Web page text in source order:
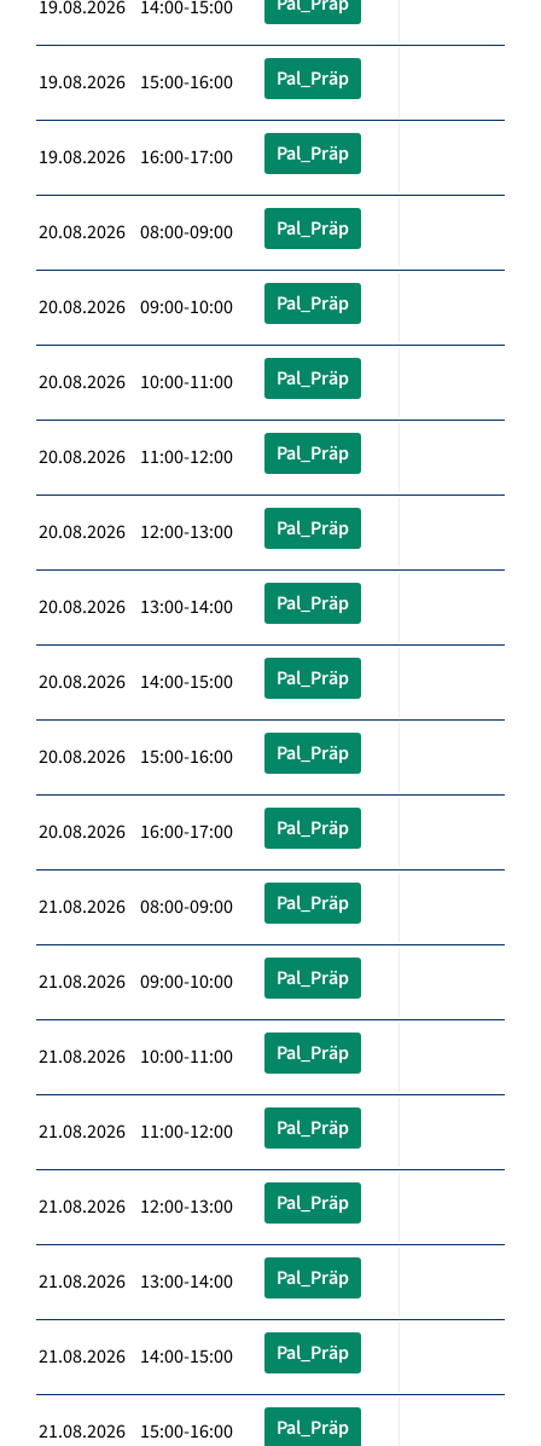
19.08.2026 14:00-15:00
19.08.2026 15:00-16:00 Pal_Präp
19.08.2026 16:00-17:00 Pal_Präp
20.08.2026 08:00-09:00 Pal_Präp
20.08.2026 09:00-10:00 Pal_Präp
20.08.2026 10:00-11:00 Pal_Präp
20.08.2026 11:00-12:00 Pal_Präp
20.08.2026 12:00-13:00 Pal_Präp
20.08.2026 13:00-14:00 Pal_Präp
20.08.2026 14:00-15:00 Pal_Präp
20.08.2026 15:00-16:00 Pal_Präp
20.08.2026 16:00-17:00 Pal_Präp
21.08.2026 08:00-09:00 Pal_Präp
21.08.2026 09:00-10:00 Pal_Präp
21.08.2026 10:00-11:00 Pal_Präp
21.08.2026 11:00-12:00 Pal_Präp
21.08.2026 12:00-13:00 Pal_Präp
21.08.2026 13:00-14:00 Pal_Präp
21.08.2026 14:00-15:00 Pal_Präp
21.08.2026 15:00-16:00 Pal_Präp